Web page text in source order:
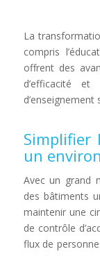
La
compris
offrent des
d’efficacité
d’enseignement
Simplifier
un
Avec un grand
des bâtiments
maintenir une
de contrôle
flux de